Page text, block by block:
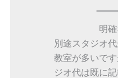
明
別途スタジオ
教室が多いで
ジオ代は既に